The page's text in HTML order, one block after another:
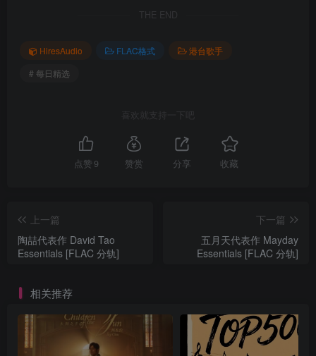
THE END
HiresAudio FLAC格式
港台歌手
# 每日精选
喜欢就支持一下吧
点赞 9 赞赏 分享 收藏
上一篇
陶喆代表作 David Tao
Essentials [FLAC 分轨]
下一篇
五月天代表作 Mayday
Essentials [FLAC 分轨]
相关推荐